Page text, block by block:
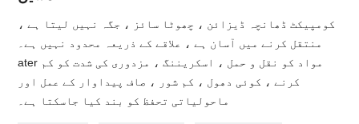
کومپیکٹ ڈھانچہ ڈیزائن ، چھوٹا سائز ، جگہ نہیں لیتا ہے ،
منتقل کرنے میں آسان ہے ، علاقے کے ذریعہ محدود نہیں ہے۔
ater مواد کو نقل و حمل ، اسکریننگ ، مزدوری کی شدت کو کم
کرنے ، کوئی دھول ، کم شور ، صاف پیداوار کے عمل اور
ماحولیاتی تحفظ کو بند کیا جاسکتا ہے۔